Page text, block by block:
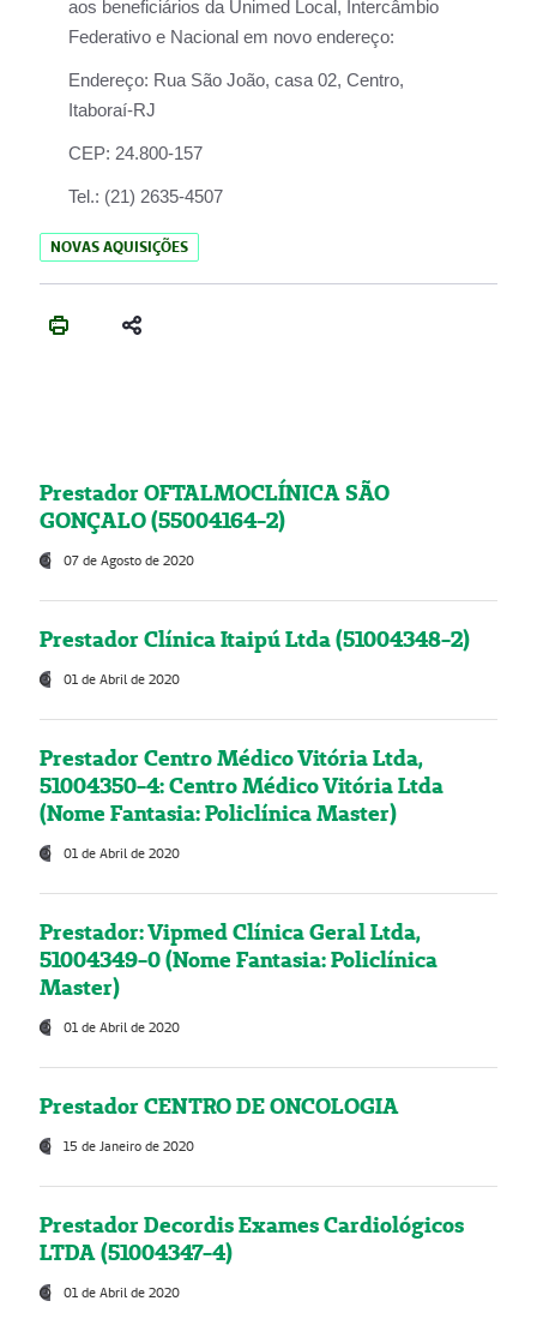
aos beneficiários da Unimed Local, Intercâmbio
Federativo e Nacional em novo endereço:
Endereço: Rua São João, casa 02, Centro,
Itaboraí-RJ
CEP: 24.800-157
Tel.: (21) 2635-4507
NOVAS AQUISIÇÕES
Prestador OFTALMOCLÍNICA SÃO
GONÇALO (55004164-2)
07 de Agosto de 2020
Prestador Clínica Itaipú Ltda (51004348-2)
01 de Abril de 2020
Prestador Centro Médico Vitória Ltda,
51004350-4: Centro Médico Vitória Ltda
(Nome Fantasia: Policlínica Master)
01 de Abril de 2020
Prestador: Vipmed Clínica Geral Ltda,
51004349-0 (Nome Fantasia: Policlínica
Master)
01 de Abril de 2020
Prestador CENTRO DE ONCOLOGIA
15 de Janeiro de 2020
Prestador Decordis Exames Cardiológicos
LTDA (51004347-4)
01 de Abril de 2020